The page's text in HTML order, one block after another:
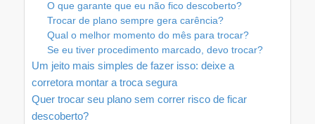
O que garante que eu não fico descoberto?
Trocar de plano sempre gera carência?
Qual o melhor momento do mês para trocar?
Se eu tiver procedimento marcado, devo trocar?
Um jeito mais simples de fazer isso: deixe a
corretora montar a troca segura
Quer trocar seu plano sem correr risco de ficar
descoberto?